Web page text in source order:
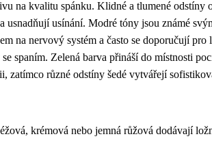
na kvalitu spánku. Klidné a tlumené odstíny
usnadňují usínání. Modré tóny jsou známé
na nervový systém a často se doporučují pro
spaním. Zelená barva přináší do místnosti
zatímco různé odstíny šedé vytvářejí
krémová nebo jemná růžová dodávají